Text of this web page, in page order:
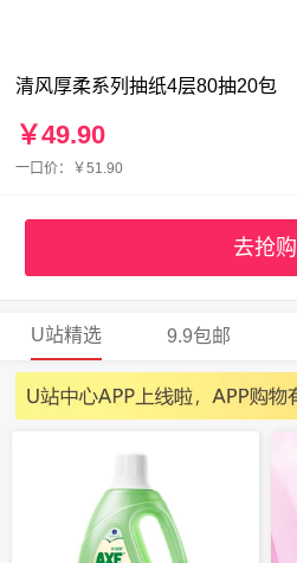
清风厚柔系列抽纸4层80抽20包
￥49.90
一口价：￥51.90
去抢购
U站精选 9.9包邮